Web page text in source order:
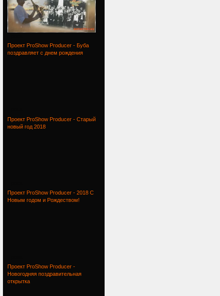
Проект ProShow Producer - Буба
поздравляет с днем рождения
Проект ProShow Producer - Старый
новый год 2018
Проект ProShow Producer - 2018 С
Новым годом и Рождеством!
Проект ProShow Producer -
Новогодняя поздравительная
открытка